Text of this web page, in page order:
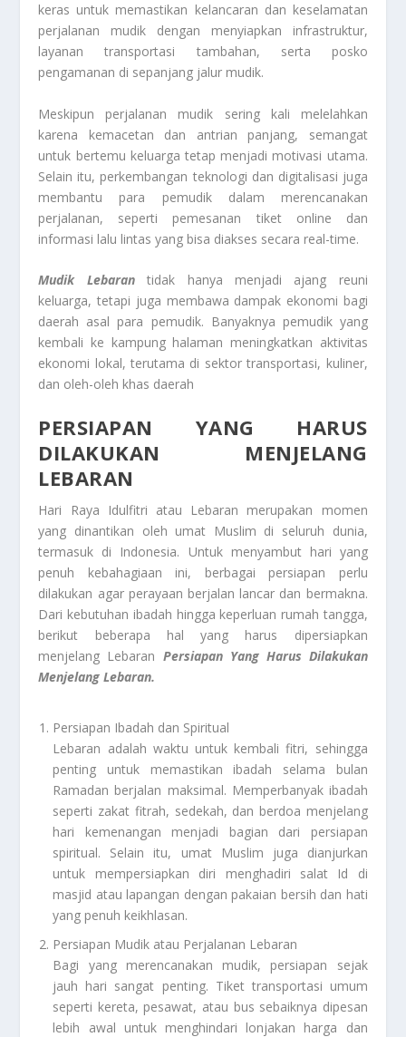
keras untuk memastikan kelancaran dan keselamatan
perjalanan mudik dengan menyiapkan infrastruktur,
layanan transportasi tambahan, serta posko
pengamanan di sepanjang jalur mudik.
Meskipun perjalanan mudik sering kali melelahkan
karena kemacetan dan antrian panjang, semangat
untuk bertemu keluarga tetap menjadi motivasi utama.
Selain itu, perkembangan teknologi dan digitalisasi juga
membantu para pemudik dalam merencanakan
perjalanan, seperti pemesanan tiket online dan
informasi lalu lintas yang bisa diakses secara real-time.
Mudik Lebarantidak hanya menjadi ajang reuni
keluarga, tetapi juga membawa dampak ekonomi bagi
daerah asal para pemudik. Banyaknya pemudik yang
kembali ke kampung halaman meningkatkan aktivitas
ekonomi lokal, terutama di sektor transportasi, kuliner,
dan oleh-oleh khas daerah
PERSIAPAN YANG HARUS
DILAKUKAN MENJELANG
LEBARAN
Hari Raya Idulfitri atau Lebaran merupakan momen
yang dinantikan oleh umat Muslim di seluruh dunia,
termasuk di Indonesia. Untuk menyambut hari yang
penuh kebahagiaan ini, berbagai persiapan perlu
dilakukan agar perayaan berjalan lancar dan bermakna.
Dari kebutuhan ibadah hingga keperluan rumah tangga,
berikut beberapa hal yang harus dipersiapkan
menjelang Lebaran Persiapan Yang Harus Dilakukan
Menjelang Lebaran.
Persiapan Ibadah dan Spiritual
Lebaran adalah waktu untuk kembali fitri, sehingga
penting untuk memastikan ibadah selama bulan
Ramadan berjalan maksimal. Memperbanyak ibadah
seperti zakat fitrah, sedekah, dan berdoa menjelang
hari kemenangan menjadi bagian dari persiapan
spiritual. Selain itu, umat Muslim juga dianjurkan
untuk mempersiapkan diri menghadiri salat Id di
masjid atau lapangan dengan pakaian bersih dan hati
yang penuh keikhlasan.
Persiapan Mudik atau Perjalanan Lebaran
Bagi yang merencanakan mudik, persiapan sejak
jauh hari sangat penting. Tiket transportasi umum
seperti kereta, pesawat, atau bus sebaiknya dipesan
lebih awal untuk menghindari lonjakan harga dan